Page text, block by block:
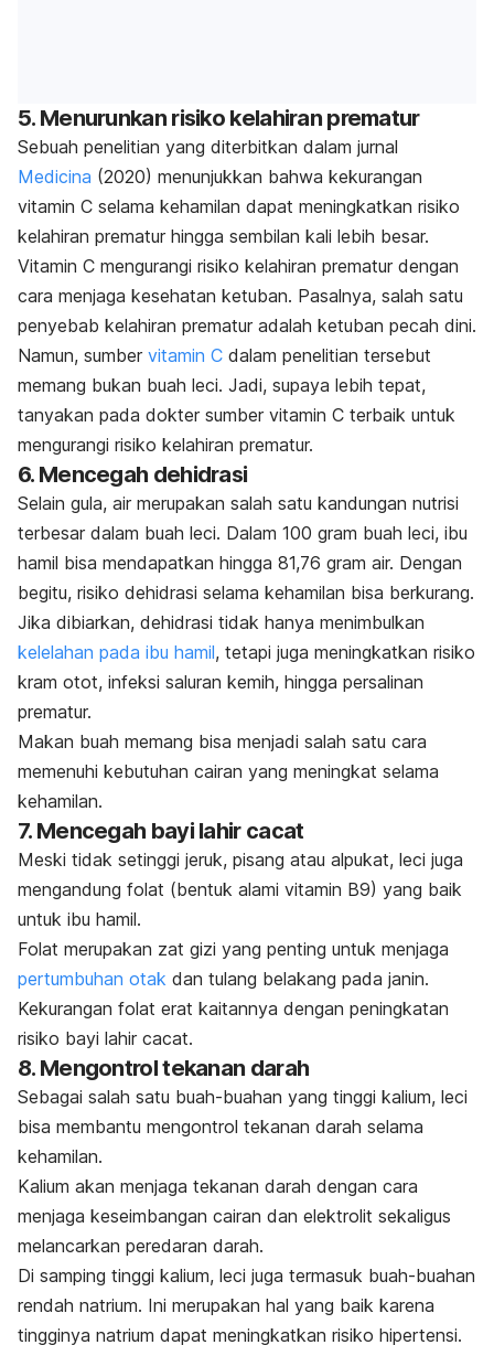
5. Menurunkan risiko kelahiran prematur
Sebuah penelitian yang diterbitkan dalam jurnal
Medicina (2020) menunjukkan bahwa kekurangan
vitamin C selama kehamilan dapat meningkatkan risiko
kelahiran prematur hingga sembilan kali lebih besar.
Vitamin C mengurangi risiko kelahiran prematur dengan
cara menjaga kesehatan ketuban. Pasalnya, salah satu
penyebab kelahiran prematur adalah ketuban pecah dini.
Namun, sumber vitamin C dalam penelitian tersebut
memang bukan buah leci. Jadi, supaya lebih tepat,
tanyakan pada dokter sumber vitamin C terbaik untuk
mengurangi risiko kelahiran prematur.
6. Mencegah dehidrasi
Selain gula, air merupakan salah satu kandungan nutrisi
terbesar dalam buah leci. Dalam 100 gram buah leci, ibu
hamil bisa mendapatkan hingga 81,76 gram air. Dengan
begitu, risiko dehidrasi selama kehamilan bisa berkurang.
Jika dibiarkan, dehidrasi tidak hanya menimbulkan
kelelahan pada ibu hamil, tetapi juga meningkatkan risiko
kram otot, infeksi saluran kemih, hingga persalinan
prematur.
Makan buah memang bisa menjadi salah satu cara
memenuhi kebutuhan cairan yang meningkat selama
kehamilan.
7. Mencegah bayi lahir cacat
Meski tidak setinggi jeruk, pisang atau alpukat, leci juga
mengandung folat (bentuk alami vitamin B9) yang baik
untuk ibu hamil.
Folat merupakan zat gizi yang penting untuk menjaga
pertumbuhan otak dan tulang belakang pada janin.
Kekurangan folat erat kaitannya dengan peningkatan
risiko bayi lahir cacat.
8. Mengontrol tekanan darah
Sebagai salah satu buah-buahan yang tinggi kalium, leci
bisa membantu mengontrol tekanan darah selama
kehamilan.
Kalium akan menjaga tekanan darah dengan cara
menjaga keseimbangan cairan dan elektrolit sekaligus
melancarkan peredaran darah.
Di samping tinggi kalium, leci juga termasuk buah-buahan
rendah natrium. Ini merupakan hal yang baik karena
tingginya natrium dapat meningkatkan risiko hipertensi.